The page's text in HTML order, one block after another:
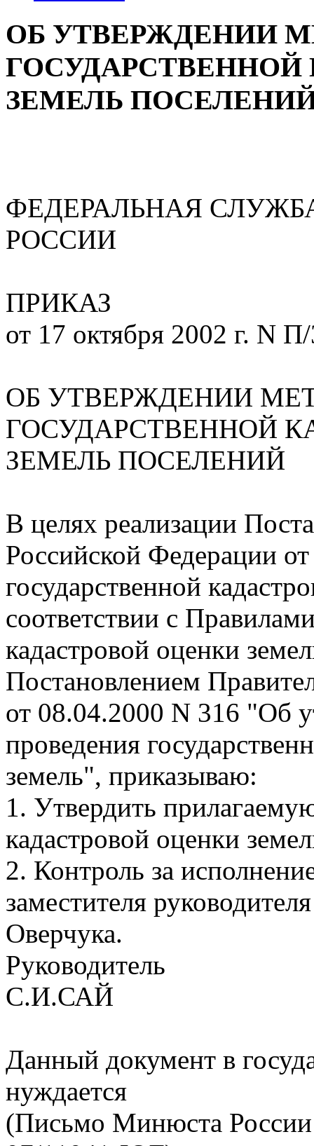
ОБ УТВЕРЖДЕНИИ
ЗЕМЕЛЬ
ФЕДЕРАЛЬНАЯ
РОССИИ
ПРИКАЗ
от 17 октября 2002 г. N
ОБ УТВЕРЖДЕНИИ
ГОСУДАРСТВЕННОЙ
ЗЕМЕЛЬ ПОСЕЛЕНИЙ
В целях реализации
Российской Федерации
государственной
соответствии с
кадастровой оценки
Постановлением
от 08.04.2000 N 316 "Об
проведения
земель", приказываю:
1. Утвердить
кадастровой оценки
2. Контроль за
заместителя
Оверчука.
Руководитель
С.И.САЙ
Данный документ в
нуждается
(Письмо Минюста России